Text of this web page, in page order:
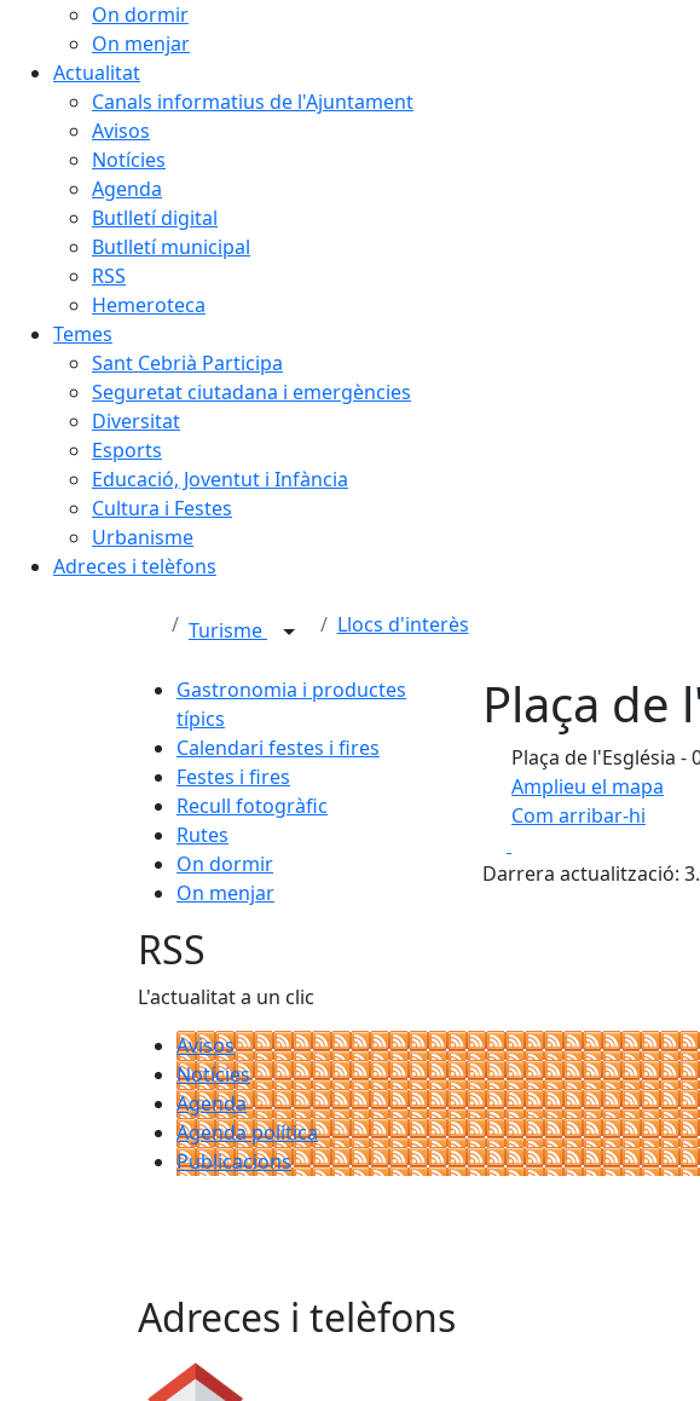
On dormir
On menjar
Actualitat
Canals informatius de l'Ajuntament
Avisos
Notícies
Agenda
Butlletí digital
Butlletí municipal
RSS
Hemeroteca
Temes
Sant Cebrià Participa
Seguretat ciutadana i emergències
Diversitat
Esports
Educació, Joventut i Infància
Cultura i Festes
Urbanisme
Adreces i telèfons
Turisme Llocs d'interès
Gastronomia i productes
típics
Calendari festes i fires
Festes i fires
Recull fotogràfic
Rutes
On dormir
On menjar
Plaça de
Plaça de l'Església -
Amplieu el mapa
Com arribar-hi
+
Darrera actualització:
RSS
L'actualitat a un clic
Avisos
Notícies
Agenda
Agenda política
Publicacions
Adreces i telèfons